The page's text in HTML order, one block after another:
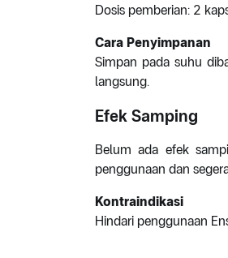
Dosis pemberian: 2
Cara Penyimpanan
Simpan pada suhu
langsung.
Efek Samping
Belum ada efek
penggunaan dan
Kontraindikasi
Hindari penggunaan